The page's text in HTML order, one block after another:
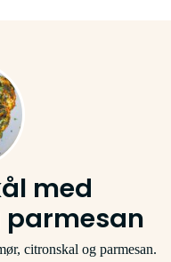
med
parmesan
citronskal og parmesan.